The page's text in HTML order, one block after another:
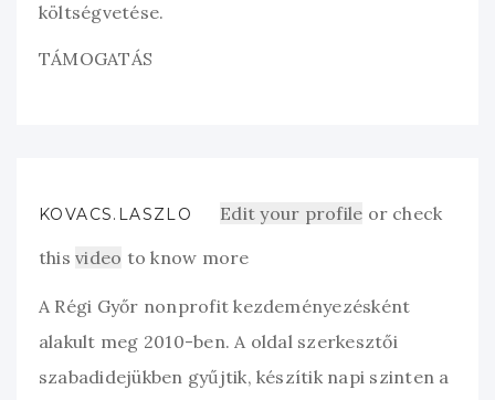
költségvetése.
TÁMOGATÁS
KOVACS.LASZLO Edit your profile or check
thisvideo to know more
A Régi Győr nonprofit kezdeményezésként
alakult meg 2010-ben. A oldal szerkesztői
szabadidejükben gyűjtik, készítik napi szinten a